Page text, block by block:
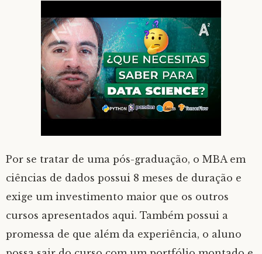
Por se tratar de uma pós-graduação, o MBA em
ciências de dados possui 8 meses de duração e
exige um investimento maior que os outros
cursos apresentados aqui. Também possui a
promessa de que além da experiência, o aluno